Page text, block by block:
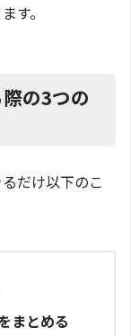
す。
の3つの
だけ以下のこ
まとめる